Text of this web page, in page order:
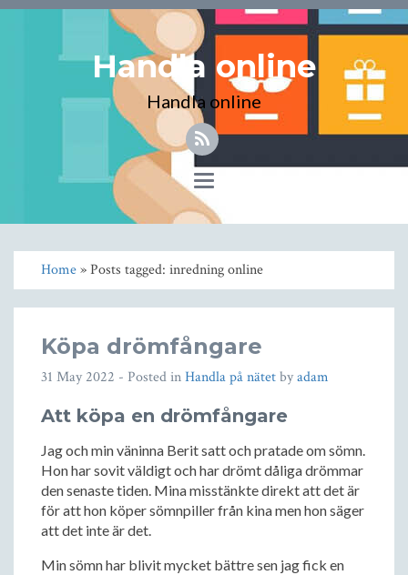
Handla online
Handla online
Toggle
navigation
Home» Posts tagged: inredning online
Köpa drömfångare
31 May 2022 - Posted inHandla på nätetbyadam
Att köpa en drömfångare
Jag och min väninna Berit satt och pratade om sömn.
Hon har sovit väldigt och har drömt dåliga drömmar
den senaste tiden. Mina misstänkte direkt att det är
för att hon köper sömnpiller från kina men hon säger
att det inte är det.
Min sömn har blivit mycket bättre sen jag fick en